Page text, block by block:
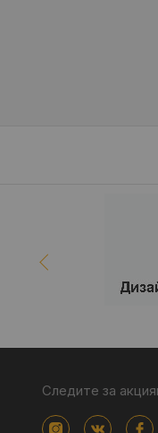
Следите за